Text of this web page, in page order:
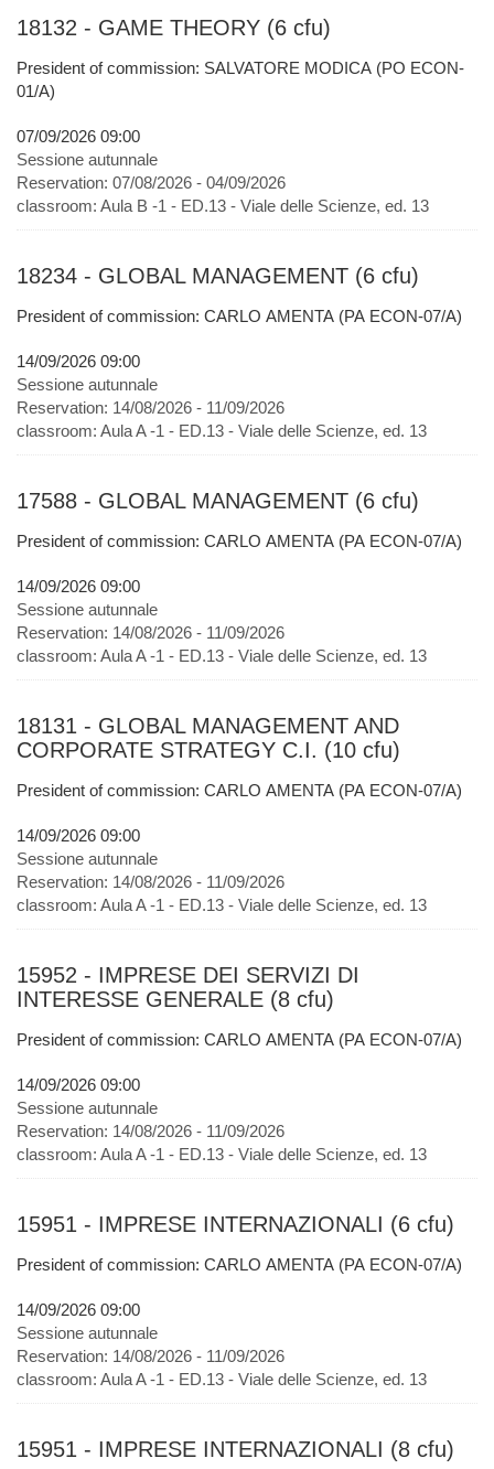
18132 - GAME THEORY (6 cfu)
President of commission: SALVATORE MODICA (PO ECON-
01/A)
07/09/2026 09:00
Sessione autunnale
Reservation: 07/08/2026 - 04/09/2026
classroom: Aula B -1 - ED.13 - Viale delle Scienze, ed. 13
18234 - GLOBAL MANAGEMENT (6 cfu)
President of commission: CARLO AMENTA (PA ECON-07/A)
14/09/2026 09:00
Sessione autunnale
Reservation: 14/08/2026 - 11/09/2026
classroom: Aula A -1 - ED.13 - Viale delle Scienze, ed. 13
17588 - GLOBAL MANAGEMENT (6 cfu)
President of commission: CARLO AMENTA (PA ECON-07/A)
14/09/2026 09:00
Sessione autunnale
Reservation: 14/08/2026 - 11/09/2026
classroom: Aula A -1 - ED.13 - Viale delle Scienze, ed. 13
18131 - GLOBAL MANAGEMENT AND
CORPORATE STRATEGY C.I. (10 cfu)
President of commission: CARLO AMENTA (PA ECON-07/A)
14/09/2026 09:00
Sessione autunnale
Reservation: 14/08/2026 - 11/09/2026
classroom: Aula A -1 - ED.13 - Viale delle Scienze, ed. 13
15952 - IMPRESE DEI SERVIZI DI
INTERESSE GENERALE (8 cfu)
President of commission: CARLO AMENTA (PA ECON-07/A)
14/09/2026 09:00
Sessione autunnale
Reservation: 14/08/2026 - 11/09/2026
classroom: Aula A -1 - ED.13 - Viale delle Scienze, ed. 13
15951 - IMPRESE INTERNAZIONALI (6 cfu)
President of commission: CARLO AMENTA (PA ECON-07/A)
14/09/2026 09:00
Sessione autunnale
Reservation: 14/08/2026 - 11/09/2026
classroom: Aula A -1 - ED.13 - Viale delle Scienze, ed. 13
15951 - IMPRESE INTERNAZIONALI (8 cfu)